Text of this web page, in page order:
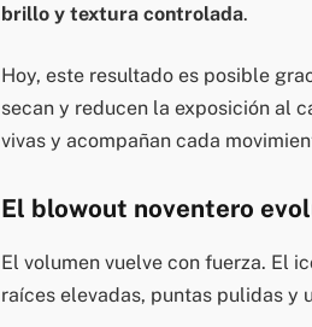
brillo y textura controlada.
Hoy, este resultado es posible
secan y reducen la exposición al
vivas y acompañan cada
El blowout noventero
El volumen vuelve con fuerza. El
raíces elevadas, puntas pulidas y